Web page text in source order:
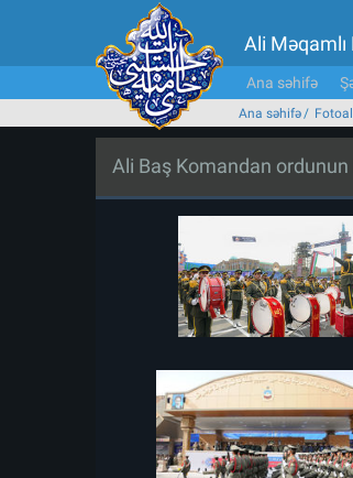
Ali
Ana səhifə
Ana səhifə
Ali Baş Komandan ordunun